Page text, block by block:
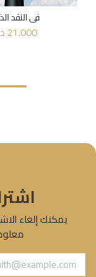
في النقد
21.000
يمكنك إلغاء